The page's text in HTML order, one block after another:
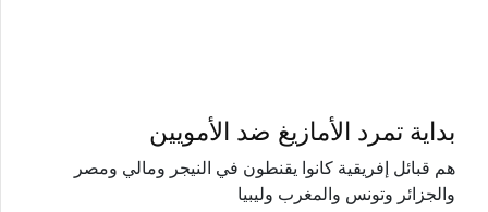
بداية تمرد الأمازيغ ضد الأمويين
هم قبائل إفريقية كانوا يقنطون في النيجر ومالي ومصر
والجزائر وتونس والمغرب وليبيا